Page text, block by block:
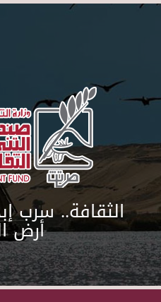
الثقافة.. سرب
أرض